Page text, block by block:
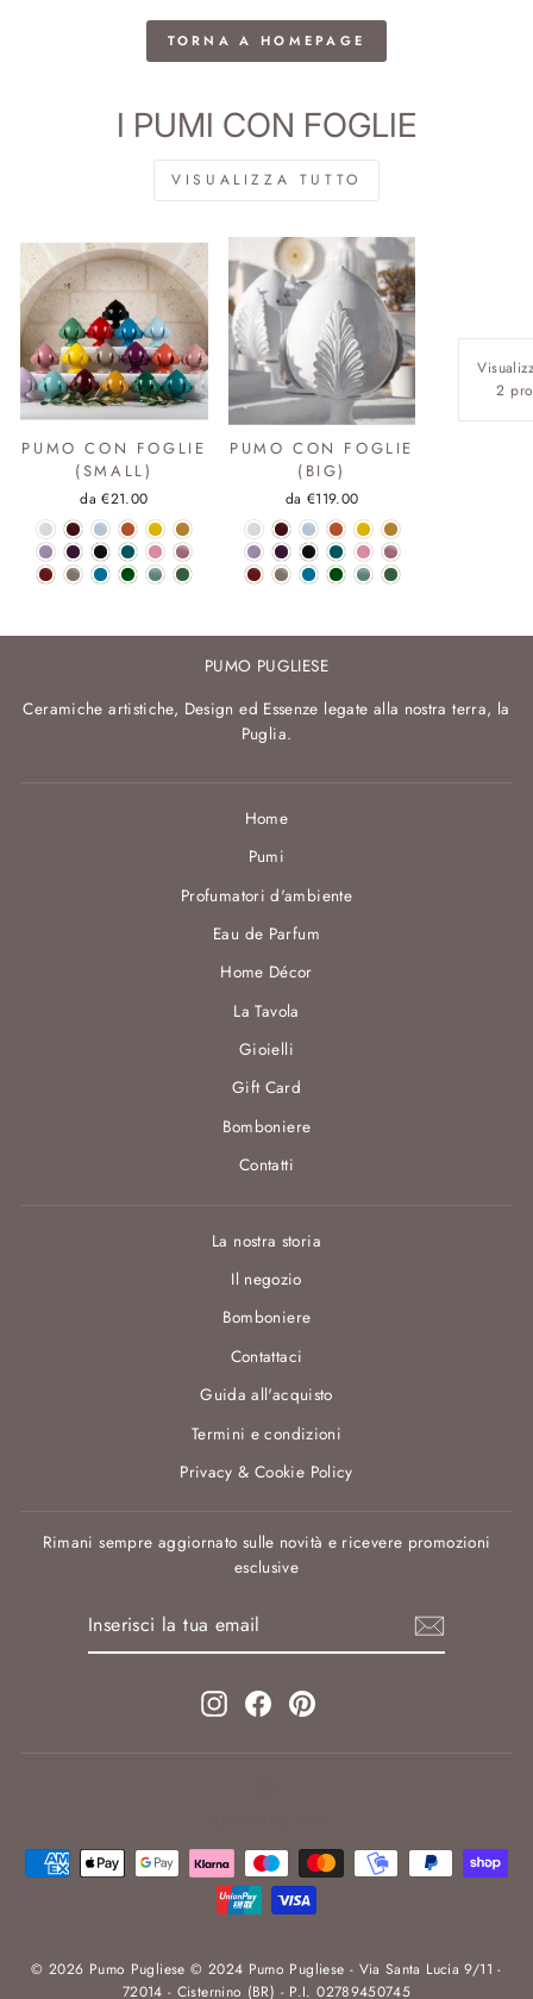
TORNA A HOMEPAGE
I PUMI CON FOGLIE
VISUALIZZA TUTTO
PUMO CON FOGLIE
(SMALL)
da €21.00
PUMO CON FOGLIE
(BIG)
da €119.00
2
PUMO PUGLIESE
Ceramiche artistiche, Design ed Essenze legate alla nostra terra, la
Puglia.
Home
Pumi
Profumatori d'ambiente
Eau de Parfum
Home Décor
La Tavola
Gioielli
Gift Card
Bomboniere
Contatti
La nostra storia
Il negozio
Bomboniere
Contattaci
Guida all'acquisto
Termini e condizioni
Privacy & Cookie Policy
Rimani sempre aggiornato sulle novità e ricevere promozioni
esclusive
InstagramFacebookPinterest
© 2026 Pumo Pugliese © 2024 Pumo Pugliese - Via Santa Lucia 9/11 -
72014 - Cisternino (BR) - P.I. 02789450745